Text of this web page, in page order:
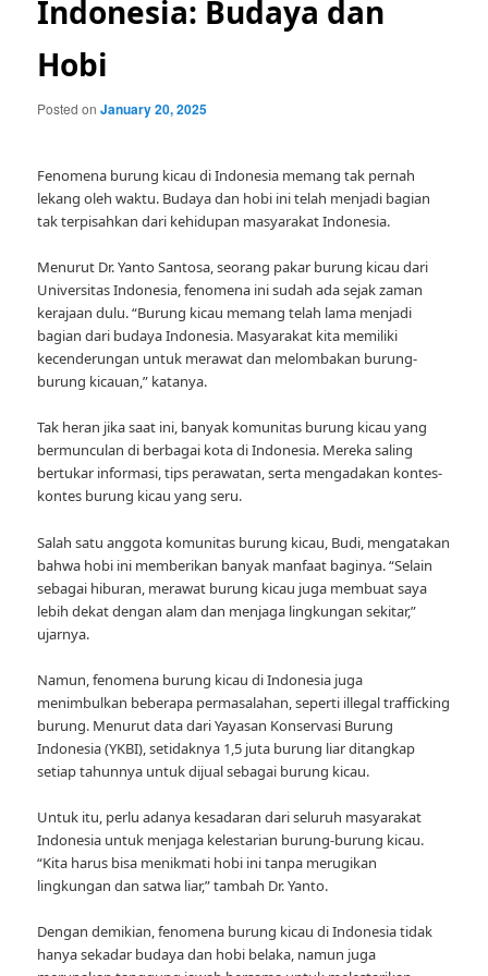
Indonesia: Budaya dan
Hobi
Posted onJanuary 20, 2025
Fenomena burung kicau di Indonesia memang tak pernah
lekang oleh waktu. Budaya dan hobi ini telah menjadi bagian
tak terpisahkan dari kehidupan masyarakat Indonesia.
Menurut Dr. Yanto Santosa, seorang pakar burung kicau dari
Universitas Indonesia, fenomena ini sudah ada sejak zaman
kerajaan dulu. “Burung kicau memang telah lama menjadi
bagian dari budaya Indonesia. Masyarakat kita memiliki
kecenderungan untuk merawat dan melombakan burung-
burung kicauan,” katanya.
Tak heran jika saat ini, banyak komunitas burung kicau yang
bermunculan di berbagai kota di Indonesia. Mereka saling
bertukar informasi, tips perawatan, serta mengadakan kontes-
kontes burung kicau yang seru.
Salah satu anggota komunitas burung kicau, Budi, mengatakan
bahwa hobi ini memberikan banyak manfaat baginya. “Selain
sebagai hiburan, merawat burung kicau juga membuat saya
lebih dekat dengan alam dan menjaga lingkungan sekitar,”
ujarnya.
Namun, fenomena burung kicau di Indonesia juga
menimbulkan beberapa permasalahan, seperti illegal trafficking
burung. Menurut data dari Yayasan Konservasi Burung
Indonesia (YKBI), setidaknya 1,5 juta burung liar ditangkap
setiap tahunnya untuk dijual sebagai burung kicau.
Untuk itu, perlu adanya kesadaran dari seluruh masyarakat
Indonesia untuk menjaga kelestarian burung-burung kicau.
“Kita harus bisa menikmati hobi ini tanpa merugikan
lingkungan dan satwa liar,” tambah Dr. Yanto.
Dengan demikian, fenomena burung kicau di Indonesia tidak
hanya sekadar budaya dan hobi belaka, namun juga